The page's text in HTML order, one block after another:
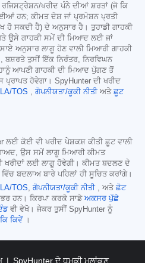
ਖਰੀਦ ਪੰਨੇ ਦੀਆਂ ਸ਼ਰਤਾਂ (ਜੋ ਕਿ
ਹਨ; ਕੀਮਤ ਦੇਸ਼ ਜਾਂ ਪ੍ਰਮੋਸ਼ਨ ਪ੍ਰਤੀ
ਸਕਦੀ ਹੈ) ਦੇ ਅਨੁਸਾਰ ਹੈ। ਤੁਹਾਡੀ ਗਾਹਕੀ
ਉਸੇ ਗਾਹਕੀ ਸਮੇਂ ਦੀ ਮਿਆਦ ਲਈ ਜਾਂ
ਅਨੁਸਾਰ ਲਾਗੂ ਹੋਣ ਵਾਲੀ ਮਿਆਰੀ ਗਾਹਕੀ
ਬਸ਼ਰਤੇ ਤੁਸੀਂ ਇੱਕ ਨਿਰੰਤਰ, ਨਿਰਵਿਘਨ
ਆਪਣੀ ਗਾਹਕੀ ਦੀ ਮਿਆਦ ਪੁੱਗਣ ਤੋਂ
ਹੋਵੇਗਾ। SpyHunter ਦੀ ਖਰੀਦ
TOS ਗੋਪਨੀਯਤਾ/ਕੂਕੀ ਨੀਤੀ ਅਤੇ ਛੂਟ
ਲਈ ਕੋਈ ਵੀ ਖਰੀਦ ਪੇਸ਼ਕਸ਼ ਕੀਤੀ ਛੂਟ ਵਾਲੀ
ਉਸ ਸਮੇਂ ਲਾਗੂ ਮਿਆਰੀ ਕੀਮਤ
ਖਰੀਦਾਂ ਲਈ ਲਾਗੂ ਹੋਵੇਗੀ। ਕੀਮਤ ਬਦਲਣ ਦੇ
ਬਦਲਾਅ ਬਾਰੇ ਪਹਿਲਾਂ ਹੀ ਸੂਚਿਤ ਕਰਾਂਗੇ।
TOS ਗੋਪਨੀਯਤਾ/ਕੂਕੀ ਨੀਤੀ , ਅਤੇ ਛੋਟ
ਹਨ। ਕਿਰਪਾ ਕਰਕੇ ਸਾਡੇ ਅਕਸਰ ਪੁੱਛੇ
ਵੀ ਵੇਖੋ। ਜੇਕਰ ਤੁਸੀਂ SpyHunter ਨੂੰ
ਕਿਵੇਂ।
SpyHunter ਦੇ ਧਮਕੀ ਮੁਲਾਂਕਣ